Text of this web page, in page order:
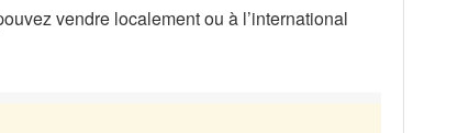
vendre localement ou à l’international